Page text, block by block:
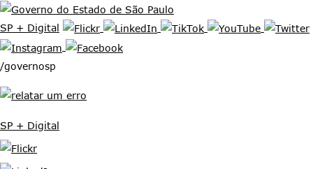
SP + Digital
/governosp
SP + Digital